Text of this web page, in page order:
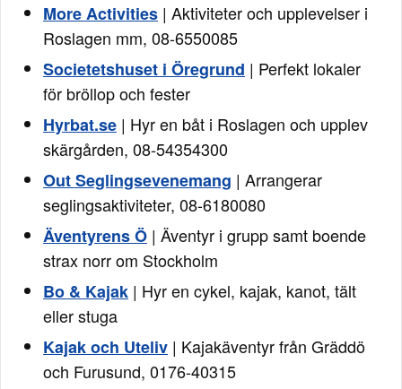
More Activities | Aktiviteter och upplevelser i
Roslagen mm, 08-6550085
Societetshuset i Öregrund | Perfekt lokaler
för bröllop och fester
Hyrbat.se | Hyr en båt i Roslagen och upplev
skärgården, 08-54354300
Out Seglingsevenemang | Arrangerar
seglingsaktiviteter, 08-6180080
Äventyrens Ö | Äventyr i grupp samt boende
strax norr om Stockholm
Bo & Kajak | Hyr en cykel, kajak, kanot, tält
eller stuga
Kajak och Uteliv | Kajakäventyr från Gräddö
och Furusund, 0176-40315